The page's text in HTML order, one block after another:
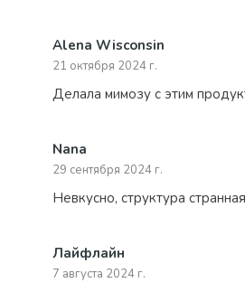
Alena Wisconsin
21 октября 2024 г.
Делала мимозу с этим
Nana
29 сентября 2024 г.
Невкусно, структура
Лайфлайн
7 августа 2024 г.